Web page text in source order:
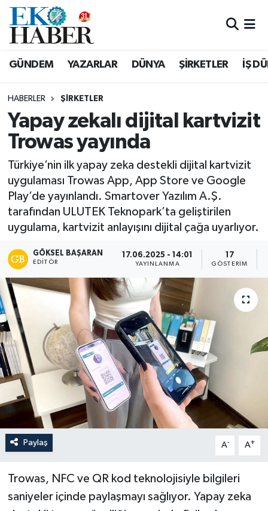
GÜNDEM YAZARLAR DÜNYA ŞİRKETLER İŞ
HABERLER ŞIRKETLER
Yapay zekalı dijital kartvizit
Trowas yayında
Türkiye’nin ilk yapay zeka destekli dijital kartvizit
uygulaması Trowas App, App Store ve Google
Play’de yayınlandı. Smartover Yazılım A.Ş.
tarafından ULUTEK Teknopark’ta geliştirilen
uygulama, kartvizit anlayışını dijital çağa uyarlıyor.
GÖKSEL BAŞARAN
EDITÖR
17.06.2025 - 14:01
YAYINLANMA
17
GÖSTERIM
Paylaş A- A+
Trowas, NFC ve QR kod teknolojisiyle bilgileri
saniyeler içinde paylaşmayı sağlıyor. Yapay zeka
Hava Durumu
Tüm Manşetler
Son Dakika Haberleri
Haber Arşivi